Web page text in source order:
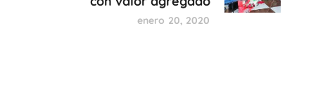
enero 20, 2020